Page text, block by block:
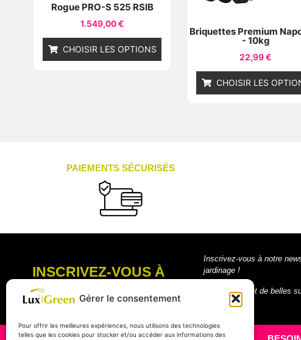
Gérer le consentement
Pour offrir les meilleures expériences, nous utilisons des technologies
telles que les cookies pour stocker et/ou accéder aux informations des
Rogue PRO-S 525 RSIB
1.549,00€
CHOISIR LES OPTIONS
Briquettes Premium
- 10kg
22,99€
CHOISIR LES
PAIEMENTS SÉCURISÉS
INSCRIVEZ-VOUS À
NOTRE NEWSLETTER
Inscrivez-vous à notre
jardinage !
Un petit clic, et de belles